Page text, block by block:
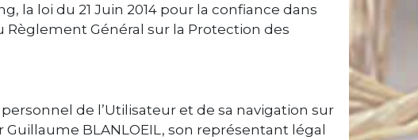
loi du 21 Juin 2014 pour la confiance dans
Général sur la Protection des
de l’Utilisateur et de sa navigation sur
BLANLOEIL, son représentant légal